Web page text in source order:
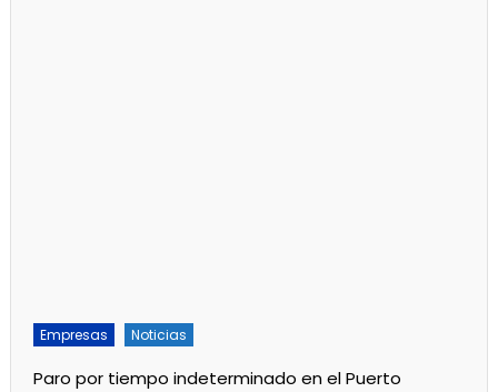
Empresas Noticias
Paro por tiempo indeterminado en el Puerto